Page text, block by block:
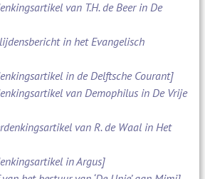
van T.H. de Beer in De
in het Evangelisch
in de Delftsche Courant]
van Demophilus in De Vrije
van R. de Waal in Het
in Argus]